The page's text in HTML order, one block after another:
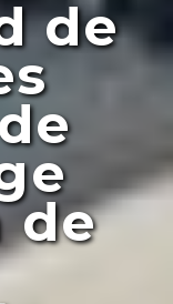
de
de